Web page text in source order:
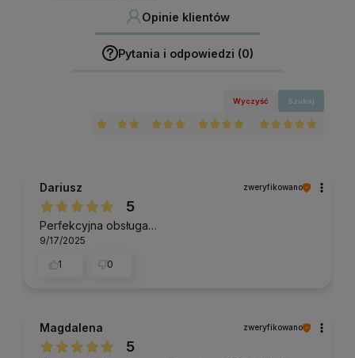
Opinie klientów
Pytania i odpowiedzi (0)
Wyczyść Szukaj
Dariusz zweryfikowano
5
Perfekcyjna obsługa…
9/17/2025
1
0
Magdalena zweryfikowano
5